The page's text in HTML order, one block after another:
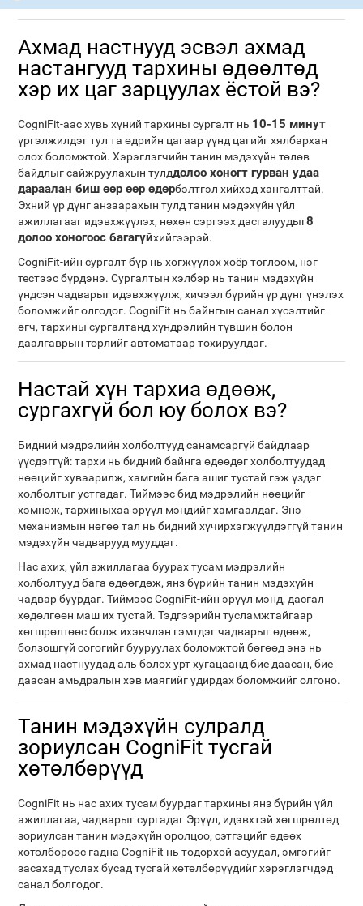
Ахмад настнууд эсвэл ахмад
настангууд тархины өдөөлтөд
хэр их цаг зарцуулах ёстой вэ?
CogniFit-аас хувь хүний ​​тархины сургалт нь 10-15 минут
үргэлжилдэг тул та өдрийн цагаар үүнд цагийг хялбархан
олох боломжтой. Хэрэглэгчийн танин мэдэхүйн төлөв
байдлыг сайжруулахын тулддолоо хоногт гурван удаа
дараалан биш өөр өөр өдөрбэлтгэл хийхэд хангалттай.
Эхний үр дүнг анзаарахын тулд танин мэдэхүйн үйл
ажиллагааг идэвхжүүлэх, нөхөн сэргээх дасгалуудыг8
долоо хоногоос багагүйхийгээрэй.
CogniFit-ийн сургалт бүр нь хөгжүүлэх хоёр тоглоом, нэг
тестээс бүрдэнэ. Сургалтын хэлбэр нь танин мэдэхүйн
үндсэн чадварыг идэвхжүүлж, хичээл бүрийн үр дүнг үнэлэх
боломжийг олгодог. CogniFit нь байнгын санал хүсэлтийг
өгч, тархины сургалтанд хүндрэлийн түвшин болон
даалгаврын төрлийг автоматаар тохируулдаг.
Настай хүн тархиа өдөөж,
сургахгүй бол юу болох вэ?
Бидний мэдрэлийн холболтууд санамсаргүй байдлаар
үүсдэггүй: тархи нь бидний байнга өдөөдөг холболтуудад
нөөцийг хуваарилж, хамгийн бага ашиг тустай гэж үздэг
холболтыг устгадаг. Тиймээс бид мэдрэлийн нөөцийг
хэмнэж, тархиныхаа эрүүл мэндийг хамгаалдаг. Энэ
механизмын нөгөө тал нь бидний хүчирхэгжүүлдэггүй танин
мэдэхүйн чадварууд мууддаг.
Нас ахих, үйл ажиллагаа буурах тусам мэдрэлийн
холболтууд бага өдөөгдөж, янз бүрийн танин мэдэхүйн
чадвар буурдаг. Тиймээс CogniFit-ийн эрүүл мэнд, дасгал
хөдөлгөөн маш их тустай. Тэдгээрийн тусламжтайгаар
хөгшрөлтөөс болж ихэвчлэн гэмтдэг чадварыг өдөөж,
болзошгүй согогийг бууруулах боломжтой бөгөөд энэ нь
ахмад настнуудад аль болох урт хугацаанд бие даасан, бие
даасан амьдралын хэв маягийг удирдах боломжийг олгоно.
Танин мэдэхүйн сулралд
зориулсан CogniFit тусгай
хөтөлбөрүүд
CogniFit нь нас ахих тусам буурдаг тархины янз бүрийн үйл
ажиллагаа, чадварыг сургадаг Эрүүл, идэвхтэй хөгшрөлтөд
зориулсан танин мэдэхүйн оролцоо, сэтгэцийг өдөөх
хөтөлбөрөөс гадна CogniFit нь тодорхой асуудал, эмгэгийг
засахад туслах бусад тусгай хөтөлбөрүүдийг хэрэглэгчдэд
санал болгодог.